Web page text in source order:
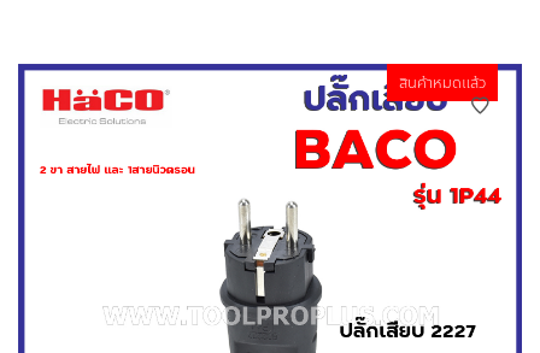
สินค้าหมดแล้ว